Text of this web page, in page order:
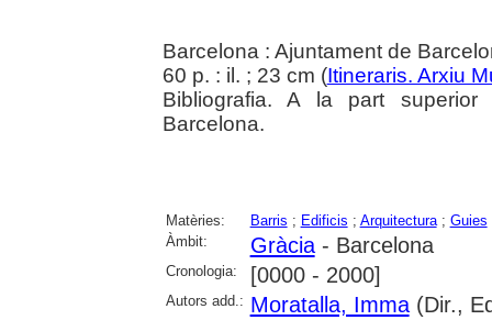
Barcelona : Ajuntament de
60 p. : il. ; 23 cm (Itineraris. Arxiu
Bibliografia. A la part
Barcelona.
Matèries: Barris ; Edificis ; Arquitectura; Guies
Àmbit:
Gràcia- Barcelona
Cronologia: [0000 - 2000]
Autors add.: Moratalla, Imma(Dir.,